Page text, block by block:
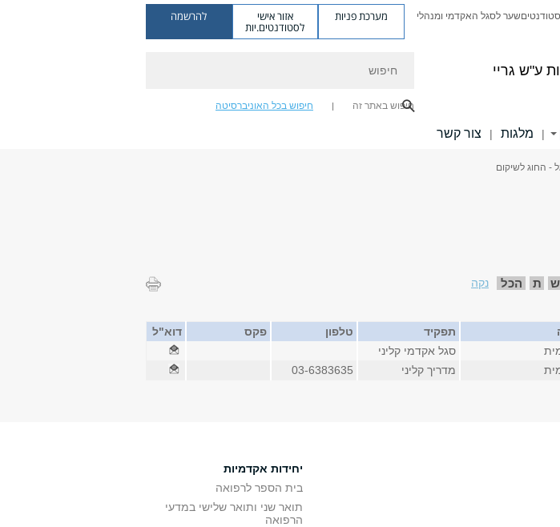
ע"ש גריי
שער לסגל האקדמי ומנהלי מערכת פניות אזור אישי
לסטודנטים.יות
להרשמה
חיפוש באתר זה חיפוש בכל האוניברסיטה
| מלגות | צור קשר
- החוג לשיקום
ש ת הכל
נקה
תפקיד טלפון פקס
דוא"ל
סגל אקדמי קליני
מדריך קליני 03-6383635
יחידות אקדמיות
בית הספר לרפואה
תואר שני ותואר שלישי במדעי
הרפואה